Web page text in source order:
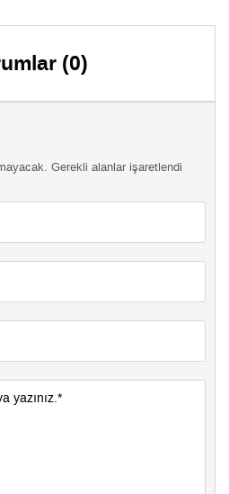
(0)
Gerekli alanlar işaretlendi